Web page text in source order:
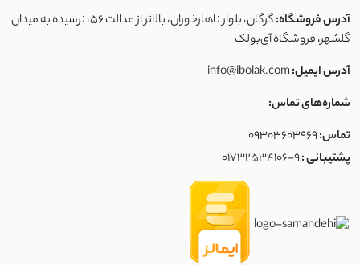
آدرس فروشگاه:
گرگان، بلوار ناهارخوران، بالاتر از عدالت ۵۶، نرسیده به میدان
گلشهر، فروشگاه آی‌بولک
آدرس ایمیل:info@ibolak.com
شماره‌های تماس:
تماس:09303603969
پشتیبانی :01732534106-9